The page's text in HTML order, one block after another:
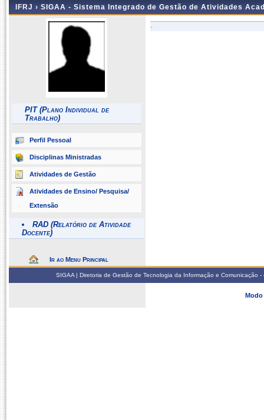
IFRJ › SIGAA - Sistema Integrado de Gestão de Atividades
PIT (Plano Individual de
Trabalho)
Perfil Pessoal
Disciplinas Ministradas
Atividades de Gestão
Atividades de Ensino/ Pesquisa/
Extensão
RAD (Relatório de Atividade
Docente)
Ir ao Menu Principal
-
SIGAA | Diretoria de Gestão de Tecnologia da Informação e
Modo